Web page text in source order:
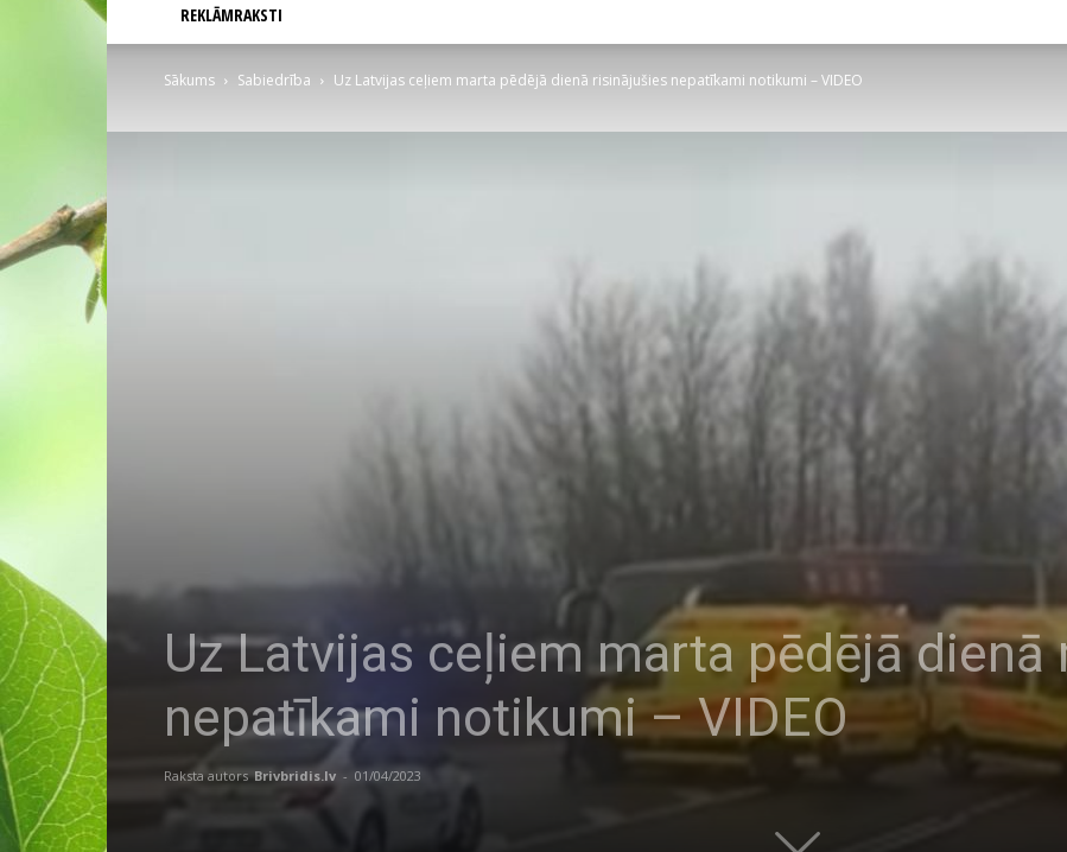
REKLĀMRAKSTI
Sākums Sabiedrība Uz Latvijas ceļiem marta pēdējā dienā risinājušies nepatīkami notikumi – VIDEO
Uz Latvijas ceļiem marta pēdējā dienā
nepatīkami notikumi – VIDEO
Raksta autors Brivbridis.lv - 01/04/2023